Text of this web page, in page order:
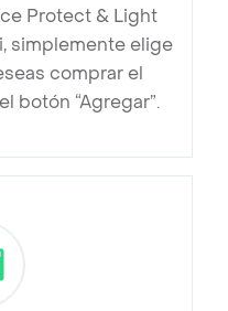
Protect & Light
simplemente elige
comprar el
botón “Agregar”.